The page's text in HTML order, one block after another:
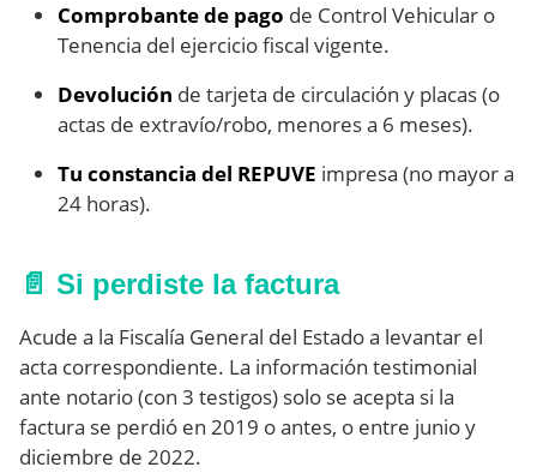
Comprobante de pago de Control Vehicular o
Tenencia del ejercicio fiscal vigente.
Devolución de tarjeta de circulación y placas (o
actas de extravío/robo, menores a 6 meses).
Tu constancia del REPUVE impresa (no mayor a
24 horas).
📄 Si perdiste la factura
Acude a la Fiscalía General del Estado a levantar el
acta correspondiente. La información testimonial
ante notario (con 3 testigos) solo se acepta si la
factura se perdió en 2019 o antes, o entre junio y
diciembre de 2022.